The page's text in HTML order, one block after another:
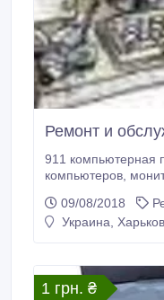
Ремонт и
911 компьютерная
компьютеров, мониторов, ноутбуков. Разблокировка
Установка ПО.
Восстановление
09/08/2018
Украина,
1 грн. ₴